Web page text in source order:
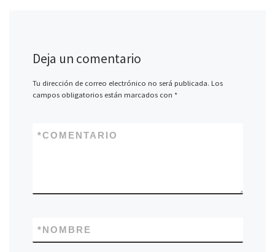
Deja un comentario
Tu dirección de correo electrónico no será publicada. Los
campos obligatorios están marcados con *
COMENTARIO
*
NOMBRE
*